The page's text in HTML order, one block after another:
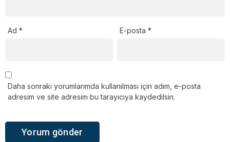
Ad * E-posta*
Daha sonraki yorumlarımda kullanılması için adım, e-posta
adresim ve site adresim bu tarayıcıya kaydedilsin.